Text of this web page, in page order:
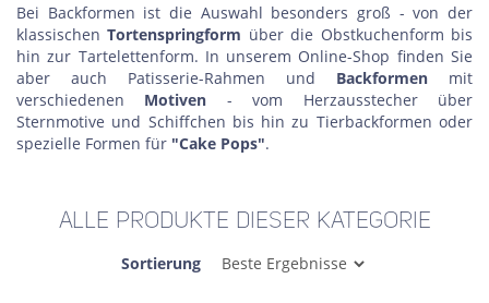
Bei Backformen ist die Auswahl besonders groß - von der
klassischenTortenspringform über die Obstkuchenform bis
hin zur Tartelettenform. In unserem Online-Shop finden Sie
aber auch Patisserie-Rahmen und Backformen mit
verschiedenen Motiven - vom Herzausstecher über
Sternmotive und Schiffchen bis hin zu Tierbackformen oder
spezielle Formen für "Cake Pops".
ALLE PRODUKTE DIESER KATEGORIE
Sortierung